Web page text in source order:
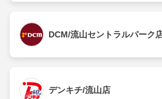
DCM/流山セントラルパーク
デンキチ/流山店